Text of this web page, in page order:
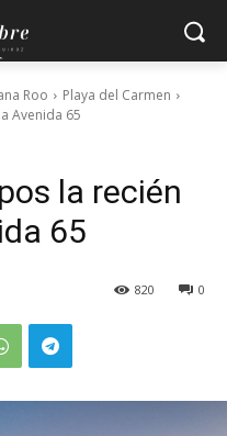
Roo
Playa del Carmen
Avenida 65
la recién
65
0
820